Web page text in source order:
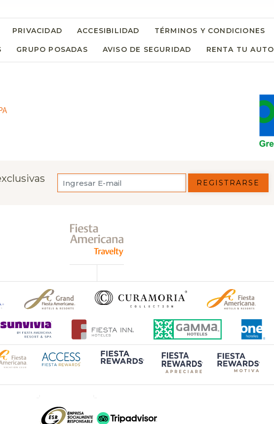
PRIVACIDAD ACCESIBILIDAD TÉRMINOS Y CONDICIONES
GRUPO POSADAS AVISO DE SEGURIDAD RENTA TU AUTO
REGISTRARSE